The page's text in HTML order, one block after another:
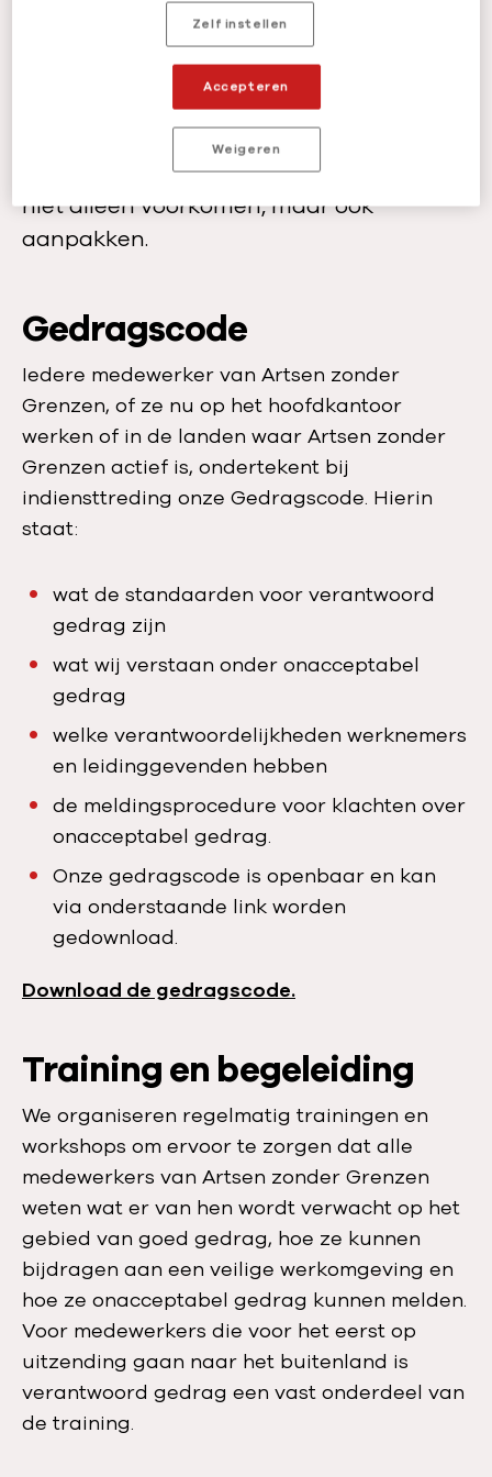
We werken er hard aan om een
organisatiecultuur te creëren waarin
iedereen zich verantwoord gedraagt en
zich uitspreekt over onacceptabel
gedrag. Zo kunnen we ongewenst gedrag
niet alleen voorkomen, maar ook
aanpakken.
Gedragscode
Iedere medewerker van Artsen zonder
Grenzen, of ze nu op het hoofdkantoor
werken of in de landen waar Artsen zonder
Grenzen actief is, ondertekent bij
indiensttreding onze Gedragscode. Hierin
staat:
wat de standaarden voor verantwoord
gedrag zijn
wat wij verstaan onder onacceptabel
gedrag
welke verantwoordelijkheden werknemers
en leidinggevenden hebben
de meldingsprocedure voor klachten over
onacceptabel gedrag.
Onze gedragscode is openbaar en kan
via onderstaande link worden
gedownload.
Download de gedragscode.
Training en begeleiding
We organiseren regelmatig trainingen en
workshops om ervoor te zorgen dat alle
medewerkers van Artsen zonder Grenzen
weten wat er van hen wordt verwacht op het
gebied van goed gedrag, hoe ze kunnen
bijdragen aan een veilige werkomgeving en
hoe ze onacceptabel gedrag kunnen melden.
Voor medewerkers die voor het eerst op
uitzending gaan naar het buitenland is
verantwoord gedrag een vast onderdeel van
de training.
Zelf instellen
Weigeren
Accepteren